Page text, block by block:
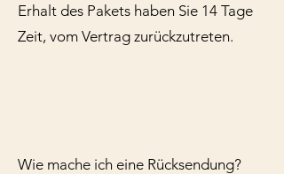
Erhalt des Pakets haben Sie 14 Tage
Zeit, vom Vertrag zurückzutreten.
Wie mache ich eine Rücksendung?